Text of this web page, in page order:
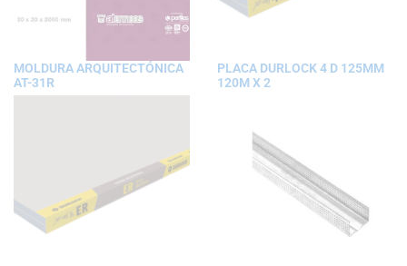
MOLDURA ARQUITECTÓNICA
AT-31R
PLACA DURLOCK 4 D 125MM
120M X 2